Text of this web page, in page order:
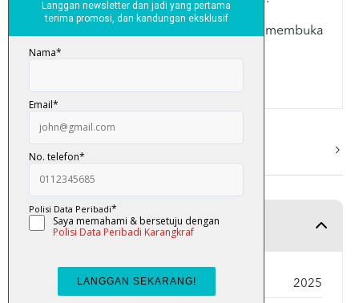
Namun, benarkah Aithusa perintis yang membuka
jalan, atau sekadar pengikut yang tidak
More Info
Product Detail
Year Published 2025